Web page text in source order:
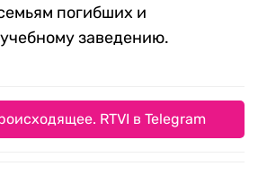
погибших и
заведению.
RTVI в Telegram